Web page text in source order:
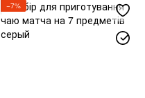
−7%